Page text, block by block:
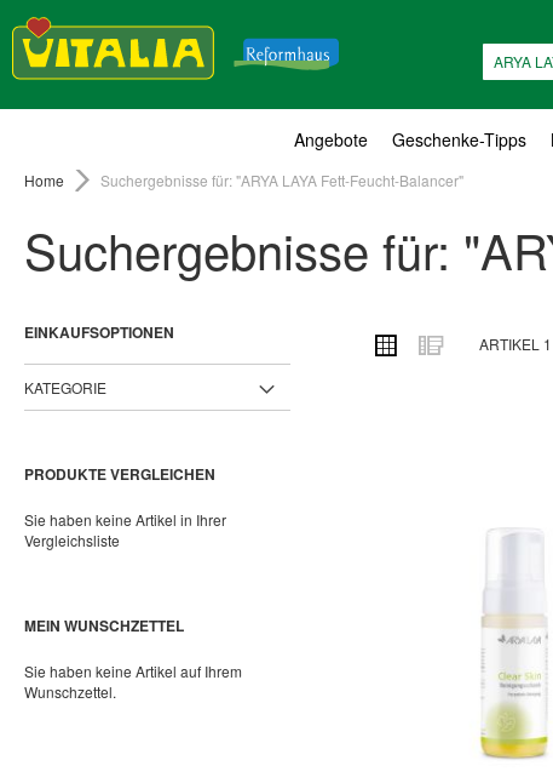
Angebote Geschenke-Tipps
Home Suchergebnisse für: "ARYA LAYA Fett-Feucht-Balancer"
Suchergebnisse für:
ANSICHT
ALS
Raster ListeARTIKEL 1
EINKAUFSOPTIONEN
KATEGORIE
PRODUKTE VERGLEICHEN
Sie haben keine Artikel in Ihrer
Vergleichsliste
MEIN WUNSCHZETTEL
Sie haben keine Artikel auf Ihrem
Wunschzettel.